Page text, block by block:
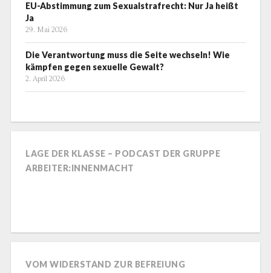
EU-Abstimmung zum Sexualstrafrecht: Nur Ja heißt
Ja
29. Mai 2026
Die Verantwortung muss die Seite wechseln! Wie
kämpfen gegen sexuelle Gewalt?
2. April 2026
LAGE DER KLASSE – PODCAST DER GRUPPE
ARBEITER:INNENMACHT
VOM WIDERSTAND ZUR BEFREIUNG